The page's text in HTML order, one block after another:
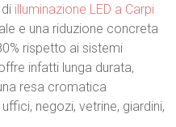
illuminazione LED a Carpi
e una riduzione concreta
rispetto ai sistemi
infatti lunga durata,
resa cromatica
negozi, vetrine, giardini,